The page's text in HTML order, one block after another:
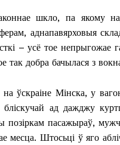
шкло, па якому
аднапавярховыя
– усё тое непрыгожае
так добра бачылася з
ўскраіне Мінска, у
ад дажджу
позіркам пасажыраў,
месца. Штосьці ў яго